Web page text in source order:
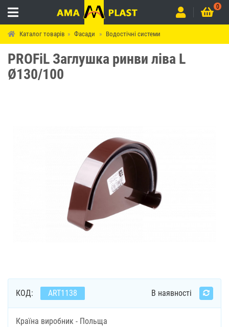
0
Каталог товарів Фасади Водостічні системи
PROFiL Заглушка ринви ліва L
Ø130/100
КОД: ART1138 В наявності
Країна виробник - Польща